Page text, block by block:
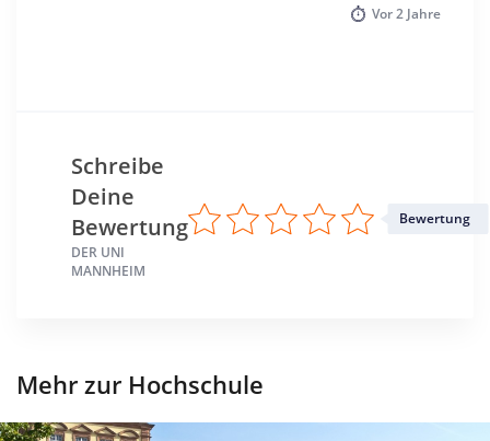
Vor2 Jahre
Schreibe
Deine
Bewertung
DER UNI
MANNHEIM
Bewertung
Mehr zur Hochschule